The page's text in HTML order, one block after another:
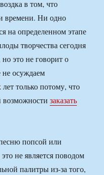
в том, что
времени. Ни одно
на определенном этапе
творчества сегодня
это не говорит о
осуждаем
только потому, что
возможностизаказать
попсой или
не является поводом
палитры из-за того,